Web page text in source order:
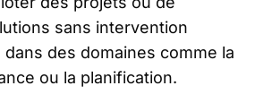
sans intervention
des domaines comme la
ou la planification.